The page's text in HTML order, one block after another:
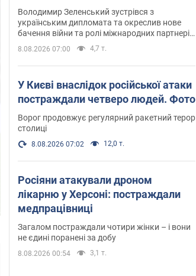
Інтерв’ю з Безсмертним
Володимир Зеленський зустрівся з
українським дипломата та окреслив нове
бачення війни та ролі міжнародних партнерів
у боротьбі з Росією
8.08.2026 07:00 4,7 т.
У Києві внаслідок російської атаки
постраждали четверо людей. Фото
Ворог продовжує регулярний ракетний терор
столиці
8.08.2026 07:02 12,0 т.
Росіяни атакували дроном
лікарню у Херсоні: постраждали
медпрацівниці
Загалом постраждали чотири жінки – і вони
не єдині поранені за добу
8.08.2026 00:54 3,1 т.